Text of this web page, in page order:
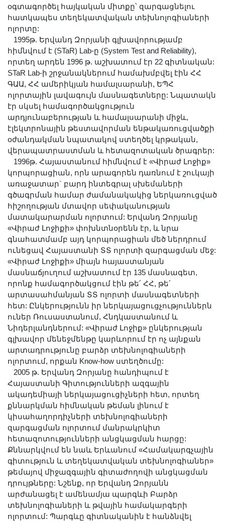
օգտագործել հայկական միտքը՝ զարգացնելու
հատկապես տեղեկատվական տեխնոլոգիաների
ոլորտը:
1995թ. Երվանդ Զորյանի գլխավորությամբ
հիմնվում է (STaR) Lab-ը (System Test and Reliability),
որտեղ արդեն 1996 թ. աշխատում էր 22 գիտնական:
STaR Lab-ի շրջանակներում համախմբվել էին ՀՀ
ԳԱԱ, ՀՀ ամերիկյան համալսարանի, ԵՊՀ
ոլորտային լավագույն մասնագետները: Նպատակն
էր սկսել համագործակցություն
արդյունաբերության և համալսարանի միջև,
էլեկտրոնային թեստավորման ենթակառուցվածքի
օժանդակման նպատակով ստեղծել կրթական,
վերապատրաստման և հետազոտական ծրագրեր:
1996թ. Հայաստանում հիմնվում է «Վիրաժ Լոջիք»
կորպորացիան, որն արագորեն դառնում է շուկայի
առաջատար` բարդ ինտեգրալ սխեմաների
գծագրման համար ժամանակակից ներկառուցված
հիշողության մտավոր սեփականության
մատակարարման ոլորտում: Երվանդ Զորյանը
«Վիրաժ Լոջիքի» փոխնտնօրենն էր, և նրա
գնահատմամբ այդ կորպորացիան մեծ ներդրում
ունեցավ Հայաստանի ՏՏ ոլորտի զարգացման մեջ:
«Վիրաժ Լոջիքի» միայն հայաստանյան
մասնաճյուղում աշխատում էր 135 մասնագետ,
որոնք համագործակցում էին թե՛ ՀՀ, թե՛
արտասահմանյան ՏՏ ոլորտի մասնագետների
հետ: Ընկերությունն իր ներկայացուցչություններն
ուներ Ռուսաստանում, Հնդկաստանում և
Նիդերլանդներում: «Վիրաժ Լոջիք» ընկերության
գլխավոր մենեջմենթը կարևորում էր ոչ այնքան
արտադրությունը բարձր տեխնոլոգիաների
ոլորտում, որքան Know-how ստեղծումը:
2005 թ. Երվանդ Զորյանը հանդիպում է
Հայաստանի Գիտությունների ազգային
ակադեմիայի ներկայացուցիչների հետ, որտեղ
քննարկման հիմնական թեման լինում է
կիսահաղորդիչների տեխնոլոգիաների
զարգացման ոլորտում մանրակրկիտ
հետազոտությունների անցկացման հարցը:
Քննարկվում են նաև Երևանում «Համակարգչային
գիտություն և տեղեկատվական տեխնոլոգիաներ»
թեմայով միջազգային գիտաժողովի անցկացման
դրույթները: Նշենք, որ Երվանդ Զորյանն
արժանացել է ամենամյա պարգևի Բարձր
տեխնոլոգիաների և թվային համակարգերի
ոլորտում: Պարգևը գիտնականին է հանձնվել